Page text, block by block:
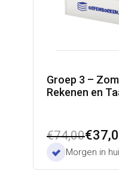
Groep 3 –
Rekenen en
€74,00
prijs
€
Huidige
prijsMorgen in